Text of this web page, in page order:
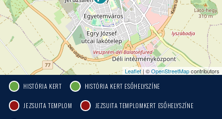
Leaflet| ©OpenStreetMapcontributors
HISTÓRIA KERT HISTÓRIA KERT ESŐHELYSZÍNE
JEZSUITA TEMPLOM JEZSUITA TEMPLOMKERT ESŐHELYSZÍNE